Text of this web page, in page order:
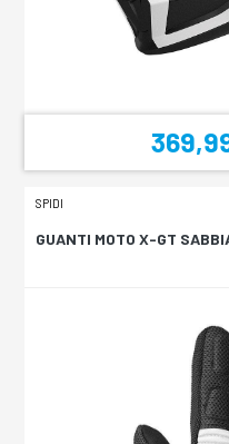
SPIDI
GUANTI MOTO X-GT